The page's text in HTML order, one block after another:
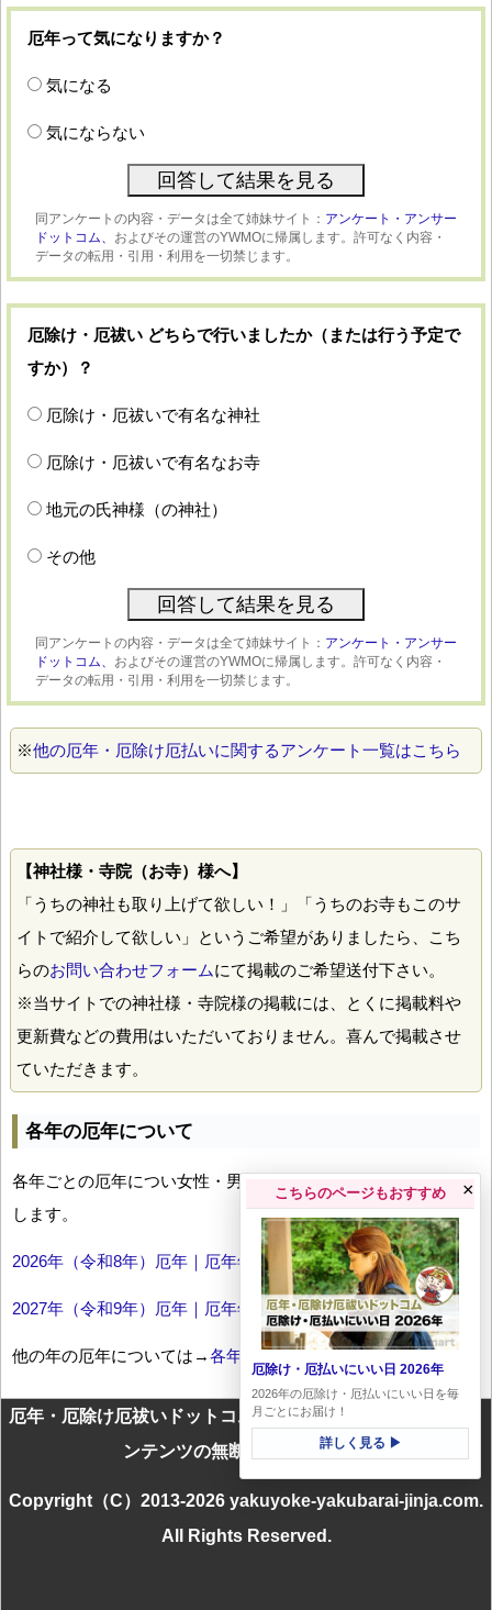
厄年って気になりますか？
気になる
気にならない
同アンケートの内容・データは全て姉妹サイト： アンケート・アンサー
ドットコム、 およびその運営のYWMOに帰属します。許可なく内容・
データの転用・引用・利用を一切禁じます。
厄除け・厄祓い どちらで行いましたか（または行う予定で
すか）？
厄除け・厄祓いで有名な神社
厄除け・厄祓いで有名なお寺
地元の氏神様（の神社）
その他
同アンケートの内容・データは全て姉妹サイト： アンケート・アンサー
ドットコム、 およびその運営のYWMOに帰属します。許可なく内容・
データの転用・引用・利用を一切禁じます。
※他の厄年・厄除け厄払いに関するアンケート一覧はこちら
【神社様・寺院（お寺）様へ】
「うちの神社も取り上げて欲しい！」「うちのお寺もこのサ
イトで紹介して欲しい」というご希望がありましたら、こち
らのお問い合わせフォームにて掲載のご希望送付下さい。
※当サイトでの神社様・寺院様の掲載には、とくに掲載料や
更新費などの費用はいただいておりません。喜んで掲載させ
ていただきます。
各年の厄年について
各年ごとの厄年につい女性・男性の年齢早見表とともにお伝え
します。
2026年（令和8年）厄年｜厄年年齢早見表
2027年（令和9年）厄年｜厄年年齢早見表
他の年の厄年については→各年厄年一覧
厄年・厄除け厄祓いドットコムに掲載のテキスト・画像等コ
ンテンツの無断転載を禁じます
Copyright（C）2013-2026 yakuyoke-yakubarai-jinja.com.
All Rights Reserved.
こちらのページもおすすめ
厄除け・厄払いにいい日 2026年
2026年の厄除け・厄払いにいい日を毎
月ごとにお届け！
詳しく見る ▶
×